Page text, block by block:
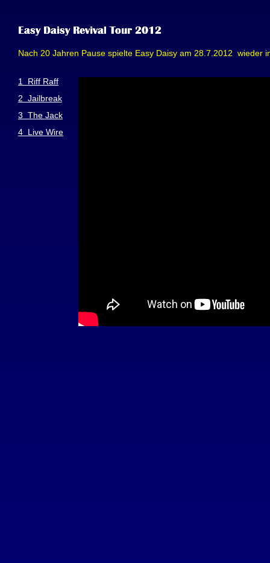
Nach 20 Jahren Pause spielte Easy Daisy am 28.7.2012 wieder
1 Riff Raff
2 Jailbreak
3 The Jack
4 Live Wire